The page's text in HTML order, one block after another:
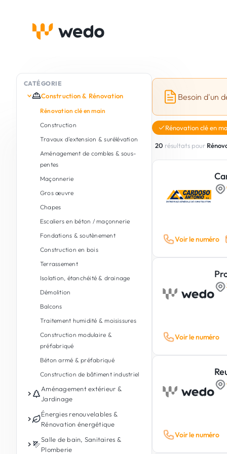
CATÉGORIE
Construction & Rénovation
Rénovation clé en main
Construction
Travaux d'extension & surélévation
Aménagement de combles & sous-
pentes
Maçonnerie
Gros œuvre
Chapes
Escaliers en béton / maçonnerie
Fondations & soutènement
Construction en bois
Terrassement
Isolation, étanchéité & drainage
Démolition
Balcons
Traitement humidité & moisissures
Construction modulaire &
préfabriqué
Béton armé & préfabriqué
Construction de bâtiment industriel
Aménagement extérieur &
Jardinage
Entretien de jardin
Conception de jardin & paysages
Aménagement extérieur
Énergies renouvelables &
Rénovation énergétique
Photovoltaïque
Salle de bain, Sanitaires &
Plomberie
Besoin d'un
Rénovation clé en
20 résultats pour
Voir le numéro
Voir le numéro
Voir le numéro